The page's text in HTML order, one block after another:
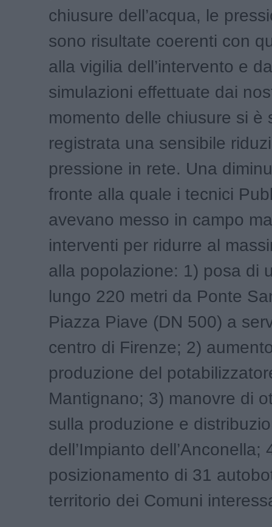
chiusure dell’acqua, le
sono risultate coerenti con
alla vigilia dell’intervento e
simulazioni effettuate dai
momento delle chiusure si è
registrata una sensibile
pressione in rete. Una
fronte alla quale i tecnici
avevano messo in campo
interventi per ridurre al
alla popolazione: 1) posa di
lungo 220 metri da Ponte
Piazza Piave (DN 500) a
centro di Firenze; 2)
produzione del
Mantignano; 3) manovre di
sulla produzione e
dell’Impianto dell’Anconella;
posizionamento di 31
territorio dei Comuni